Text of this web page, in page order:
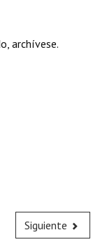
archívese.
Siguiente